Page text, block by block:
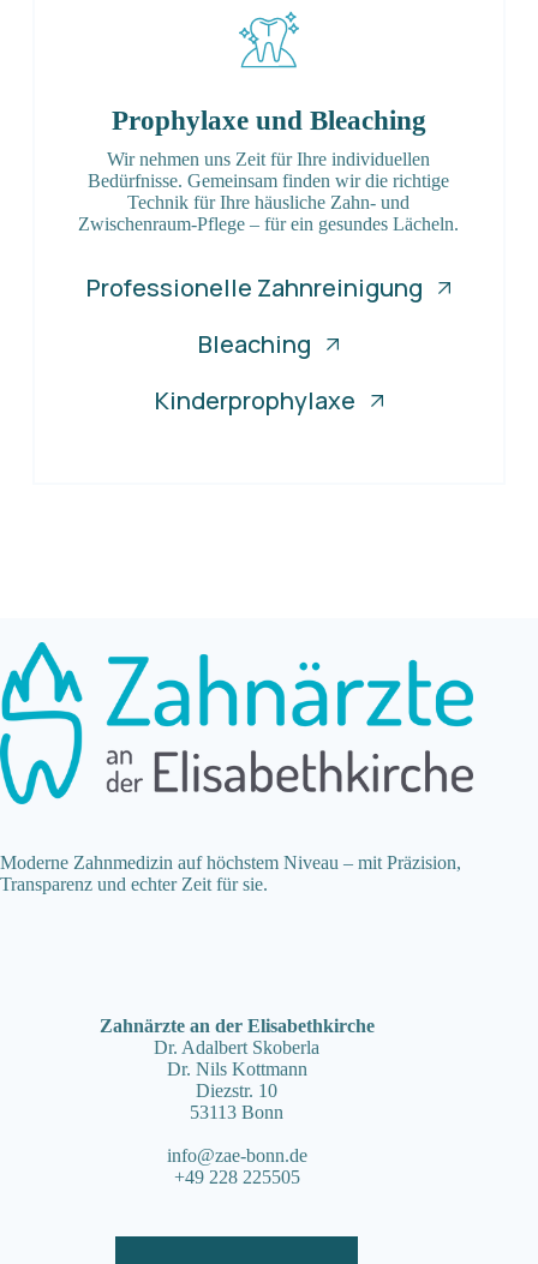
Prophylaxe und Bleaching
Wir nehmen uns Zeit für Ihre individuellen
Bedürfnisse. Gemeinsam finden wir die richtige
Technik für Ihre häusliche Zahn- und
Zwischenraum-Pflege – für ein gesundes Lächeln.
Professionelle Zahnreinigung
Bleaching
Kinderprophylaxe
Moderne Zahnmedizin auf höchstem Niveau – mit Präzision,
Transparenz und echter Zeit für sie.
Zahnärzte an der Elisabethkirche
Dr. Adalbert Skoberla
Dr. Nils Kottmann
Diezstr. 10
53113 Bonn
info@zae-bonn.de
+49 228 225505